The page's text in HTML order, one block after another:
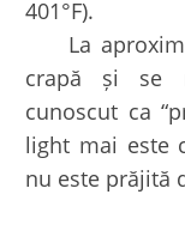
401°F).
La
crapă și se
cunoscut ca
light mai este
nu este prăjită